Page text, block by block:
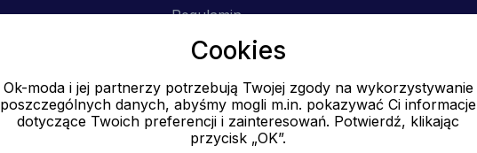
Regulamin
Dostawa
E-mail
Online
info@ok-moda.pl
Cookies
Ok-moda i jej partnerzy potrzebują Twojej zgody na wykorzystywanie
poszczególnych danych, abyśmy mogli m.in. pokazywać Ci informacje
dotyczące Twoich preferencji i zainteresowań. Potwierdź, klikając
przycisk „OK”.